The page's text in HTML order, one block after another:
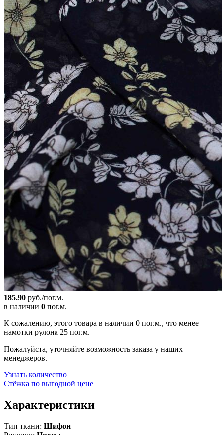
185.90 руб./пог.м.
в наличии 0 пог.м.
К сожалению, этого товара в наличии 0 пог.м., что менее
намотки рулона 25 пог.м.
Пожалуйста, уточняйте возможность заказа у наших
менеджеров.
Узнать количество
Стёжка по выгодной цене
Характеристики
Тип ткани: Шифон